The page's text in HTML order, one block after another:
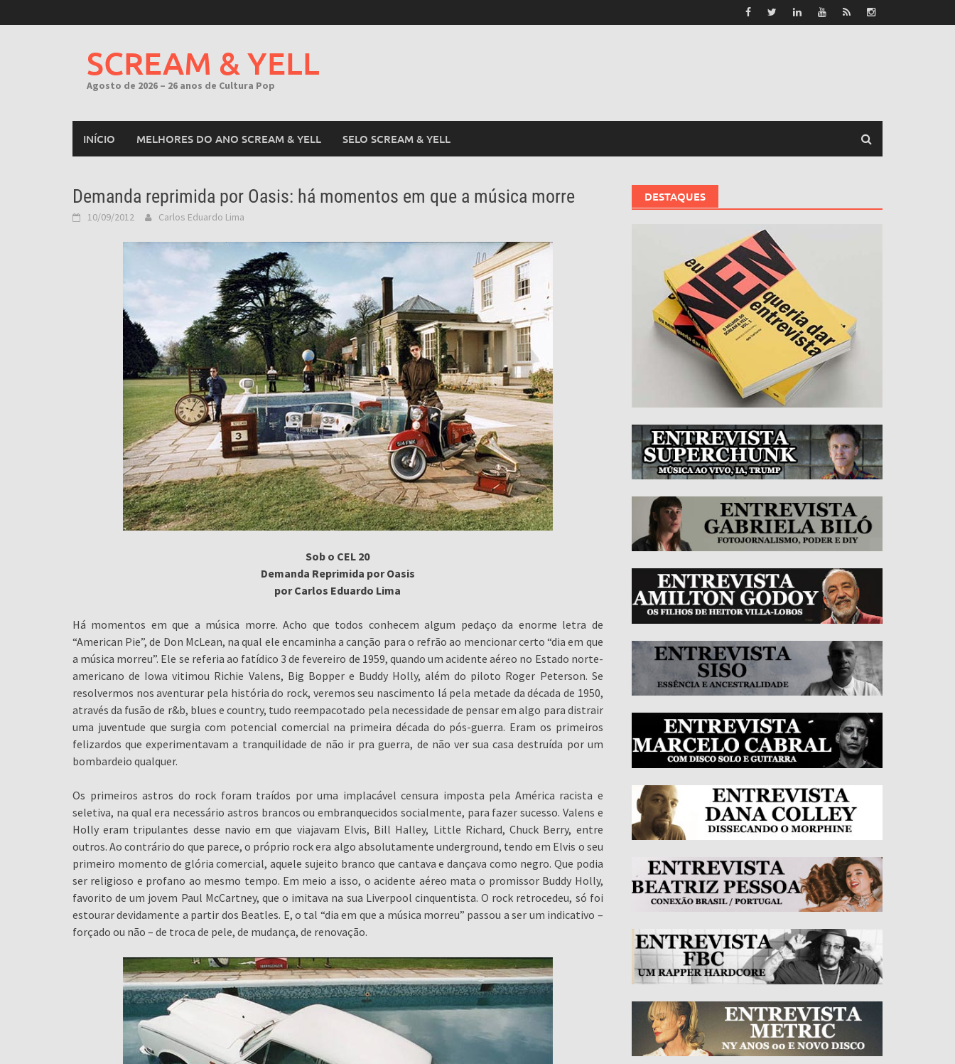
to
SCREAM & YELL
Agosto de 2026 – 26 anos de Cultura Pop
INÍCIO MELHORES DO ANO SCREAM & YELL SELO SCREAM & YELL
Demanda reprimida por Oasis: há momentos em que a música morre
10/09/2012 Carlos Eduardo Lima
Sob o CEL 20
Demanda Reprimida por Oasis
por Carlos Eduardo Lima
Há momentos em que a música morre. Acho que todos conhecem algum pedaço da enorme letra de
“American Pie”, de Don McLean, na qual ele encaminha a canção para o refrão ao mencionar certo “dia em que
a música morreu”. Ele se referia ao fatídico 3 de fevereiro de 1959, quando um acidente aéreo no Estado norte-
americano de Iowa vitimou Richie Valens, Big Bopper e Buddy Holly, além do piloto Roger Peterson. Se
resolvermos nos aventurar pela história do rock, veremos seu nascimento lá pela metade da década de 1950,
através da fusão de r&b, blues e country, tudo reempacotado pela necessidade de pensar em algo para distrair
uma juventude que surgia com potencial comercial na primeira década do pós-guerra. Eram os primeiros
felizardos que experimentavam a tranquilidade de não ir pra guerra, de não ver sua casa destruída por um
bombardeio qualquer.
Os primeiros astros do rock foram traídos por uma implacável censura imposta pela América racista e
seletiva, na qual era necessário astros brancos ou embranquecidos socialmente, para fazer sucesso. Valens e
Holly eram tripulantes desse navio em que viajavam Elvis, Bill Halley, Little Richard, Chuck Berry, entre
outros. Ao contrário do que parece, o próprio rock era algo absolutamente underground, tendo em Elvis o seu
primeiro momento de glória comercial, aquele sujeito branco que cantava e dançava como negro. Que podia
ser religioso e profano ao mesmo tempo. Em meio a isso, o acidente aéreo mata o promissor Buddy Holly,
favorito de um jovem Paul McCartney, que o imitava na sua Liverpool cinquentista. O rock retrocedeu, só foi
estourar devidamente a partir dos Beatles. E, o tal “dia em que a música morreu” passou a ser um indicativo –
forçado ou não – de troca de pele, de mudança, de renovação.
DESTAQUES